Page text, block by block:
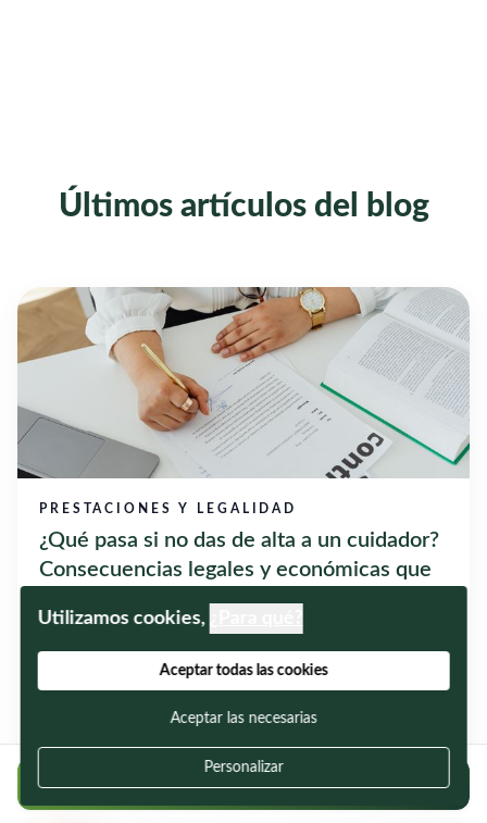
Regístrate gratis y encuentra cuidadores
Últimos artículos del blog
PRESTACIONES Y LEGALIDAD
¿Qué pasa si no das de alta a un cuidador?
Consecuencias legales y económicas que
cuidador para atender a una persona mayor o dependiente.
Sin embargo, todavía existe una duda muy habitual: ¿qué
ocurre si el cuidado...
Utilizamos cookies,
Aceptar todas las cookies
Aceptar las necesarias
Personalizar